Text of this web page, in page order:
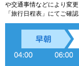
や交通事情などにより変
「旅行日程表」にてご確認